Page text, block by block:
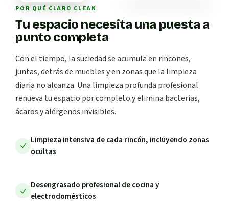
POR QUÉ CLARO CLEAN
Tu espacio necesita una puesta a
punto completa
Con el tiempo, la suciedad se acumula en rincones,
juntas, detrás de muebles y en zonas que la limpieza
diaria no alcanza. Una limpieza profunda profesional
renueva tu espacio por completo y elimina bacterias,
ácaros y alérgenos invisibles.
Limpieza intensiva de cada rincón, incluyendo zonas
ocultas
Desengrasado profesional de cocina y
electrodomésticos